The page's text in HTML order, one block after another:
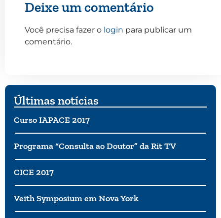
Deixe um comentário
Você precisa fazer o login para publicar um
comentário.
Últimas notícias
Curso IAPACE 2017
Programa “Consulta ao Doutor” da Rit TV
CICE 2017
Veith Symposium em Nova York